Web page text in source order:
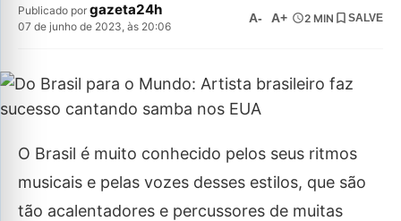
Publicado por gazeta24h
07 de junho de 2023, às 20:06
A- A+ 2 MIN SALVE
O Brasil é muito conhecido pelos seus ritmos
musicais e pelas vozes desses estilos, que são
tão acalentadores e percussores de muitas